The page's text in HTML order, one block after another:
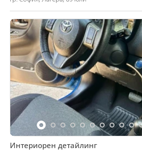
Интериорен детайлинг